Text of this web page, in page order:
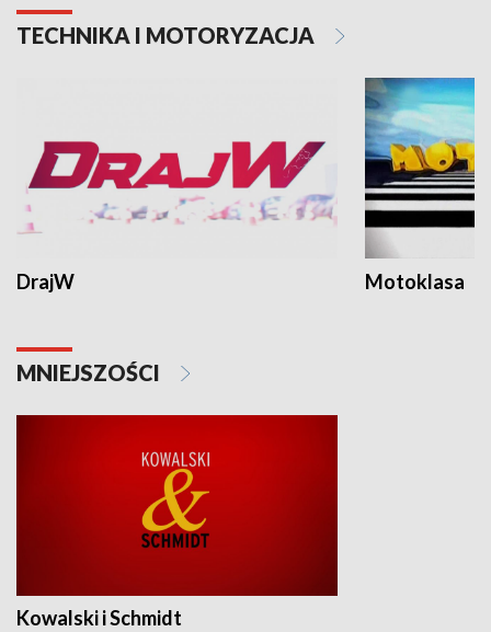
TECHNIKA I MOTORYZACJA
DrajW Motoklasa
MNIEJSZOŚCI
Kowalski i Schmidt